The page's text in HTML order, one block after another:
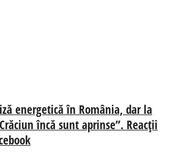
energetică în România, dar la
încă sunt aprinse”. Reacții